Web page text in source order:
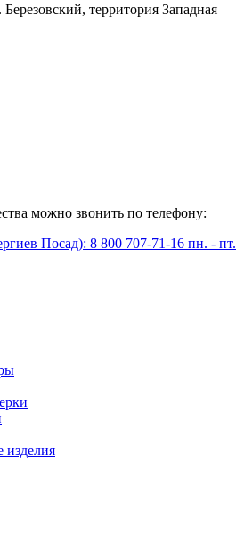
Березовский, территория Западная
можно звонить по телефону:
Посад): 8 800 707-71-16 пн. - пт.